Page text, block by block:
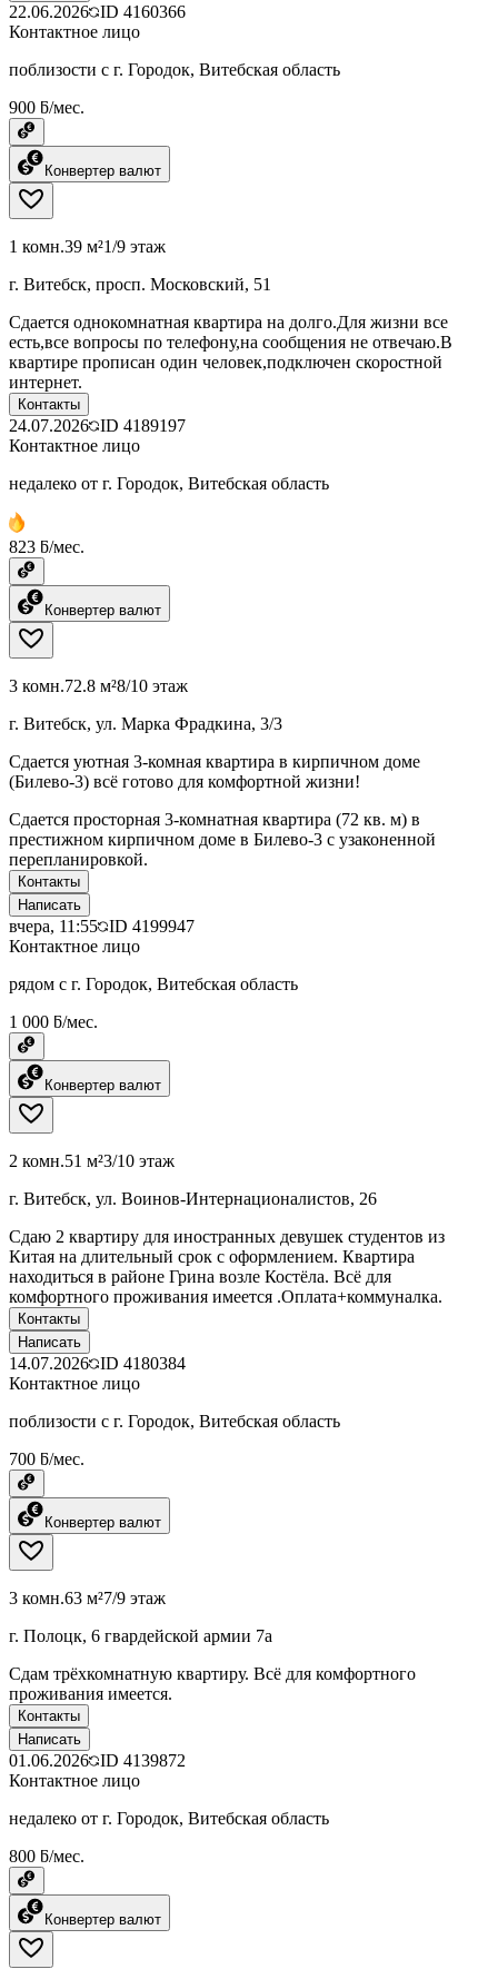
22.06.2026 ID 4160366
Контактное лицо
поблизости с г. Городок, Витебская область
900 ƃ/мес.
Конвертер валют
1 комн.39 м²1/9 этаж
г. Витебск, просп. Московский, 51
Сдается однокомнатная квартира на долго.Для жизни все
есть,все вопросы по телефону,на сообщения не отвечаю.В
квартире прописан один человек,подключен скоростной
интернет.
Контакты
24.07.2026 ID 4189197
Контактное лицо
недалеко от г. Городок, Витебская область
823 ƃ/мес.
Конвертер валют
3 комн.72.8 м²8/10 этаж
г. Витебск, ул. Марка Фрадкина, 3/3
Сдается уютная 3-комная квартира в кирпичном доме
(Билево-3) всё готово для комфортной жизни!
Сдается просторная 3-комнатная квартира (72 кв. м) в
престижном кирпичном доме в Билево-3 с узаконенной
перепланировкой.
Контакты
Написать
вчера, 11:55 ID 4199947
Контактное лицо
рядом с г. Городок, Витебская область
1 000 ƃ/мес.
Конвертер валют
2 комн.51 м²3/10 этаж
г. Витебск, ул. Воинов-Интернационалистов, 26
Сдаю 2 квартиру для иностранных девушек студентов из
Китая на длительный срок с оформлением. Квартира
находиться в районе Грина возле Костёла. Всё для
комфортного проживания имеется .Оплата+коммуналка.
Контакты
Написать
14.07.2026 ID 4180384
Контактное лицо
поблизости с г. Городок, Витебская область
700 ƃ/мес.
Конвертер валют
3 комн.63 м²7/9 этаж
г. Полоцк, 6 гвардейской армии 7а
Сдам трёхкомнатную квартиру. Всё для комфортного
проживания имеется.
Контакты
Написать
01.06.2026 ID 4139872
Контактное лицо
недалеко от г. Городок, Витебская область
800 ƃ/мес.
Конвертер валют